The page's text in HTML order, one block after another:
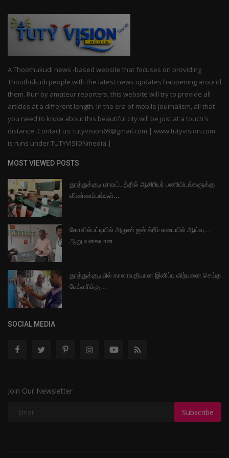
A Thoothukudi news -based website that focuses on providing
Thoothukudi people with the latest news updates happening around
them. Run by amateur reporters, this website will try to provide all
articles at a different length. In the era of mobile journalism, all that
you need to know about this beautiful city will be just at a touch's
distance. Contact us: tutyvision69@gmail.com | www.tutyvision.com
is runs under TUTYVISIONmedia.|
MOST VIEWED POSTS
தூத்துக்குடி மாவட்டத்தில் ஆசிரியர் பணியிடங்களுக்கு
விண்ணப்பங்கள்...
கோவில்பட்டியில் அருண் ஐஸ் க்ரீம் கடையில் ஆய்வு...
ஆறு வகையான...
தூத்துக்குடியில் காலாவதியான இனிப்பு விற்பனை செய்த
பேக்கரிக்கு...
SOCIAL MEDIA
Join Our Newsletter
Subscribe